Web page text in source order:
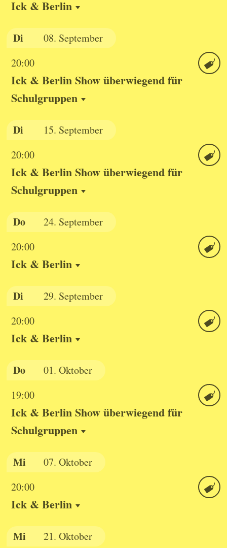
Ick & Berlin
Di 08. September
20:00
Ick & Berlin Show überwiegend für
Schulgruppen
Di 15. September
20:00
Ick & Berlin Show überwiegend für
Schulgruppen
Do 24. September
20:00
Ick & Berlin
Di 29. September
20:00
Ick & Berlin
Do 01. Oktober
19:00
Ick & Berlin Show überwiegend für
Schulgruppen
Mi 07. Oktober
20:00
Ick & Berlin
Mi 21. Oktober